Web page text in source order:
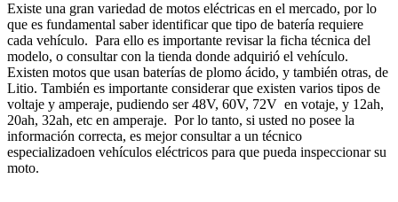
Existe una gran variedad de motos eléctricas en el mercado, por lo
que es fundamental saber identificar que tipo de batería requiere
cada vehículo. Para ello es importante revisar la ficha técnica del
modelo, o consultar con la tienda donde adquirió el vehículo.
Existen motos que usan baterías de plomo ácido, y también otras, de
Litio. También es importante considerar que existen varios tipos de
voltaje y amperaje, pudiendo ser 48V, 60V, 72V en votaje, y 12ah,
20ah, 32ah, etc en amperaje. Por lo tanto, si usted no posee la
información correcta, es mejor consultar a un técnico
especializadoen vehículos eléctricos para que pueda inspeccionar su
moto.